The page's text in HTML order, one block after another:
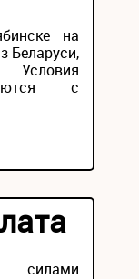
на
Беларуси,
Условия
с
силами